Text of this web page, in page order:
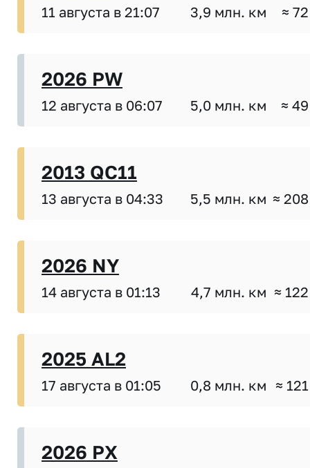
11 августа в 21:07 3,9 млн. км ≈
2026 PW
12 августа в 06:07 5,0 млн. км ≈
2013 QC11
13 августа в 04:33 5,5 млн. км ≈
2026 NY
14 августа в 01:13 4,7 млн. км ≈
2025 AL2
17 августа в 01:05 0,8 млн. км ≈
2026 PX